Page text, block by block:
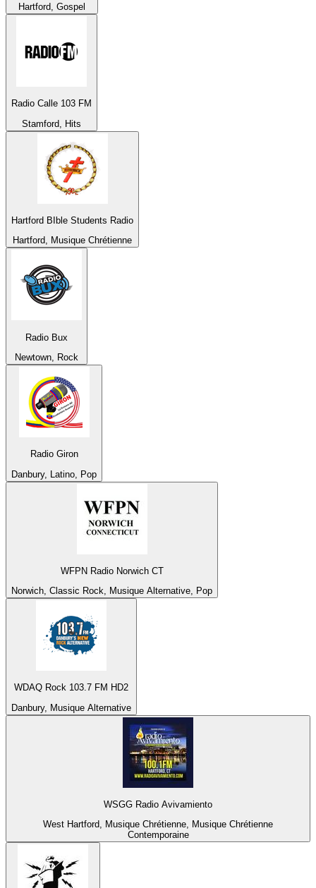
Hartford, Gospel
Radio Calle 103 FM
Stamford, Hits
Hartford BIble Students Radio
Hartford, Musique Chrétienne
Radio Bux
Newtown, Rock
Radio Giron
Danbury, Latino, Pop
WFPN Radio Norwich CT
Norwich, Classic Rock, Musique Alternative, Pop
WDAQ Rock 103.7 FM HD2
Danbury, Musique Alternative
WSGG Radio Avivamiento
West Hartford, Musique Chrétienne, Musique Chrétienne
Contemporaine